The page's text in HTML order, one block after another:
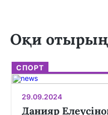
Оқи
СПОРТ
29.09.2024
Данияр